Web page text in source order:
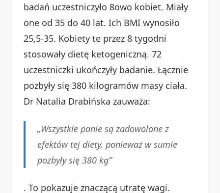
badań uczestniczyło 8owo kobiet. Miały
one od 35 do 40 lat. Ich BMI wynosiło
25,5-35. Kobiety te przez 8 tygodni
stosowały dietę ketogeniczną. 72
uczestniczki ukończyły badanie. Łącznie
pozbyły się 380 kilogramów masy ciała.
Dr Natalia Drabińska zauważa:
„Wszystkie panie są zadowolone z
efektów tej diety, ponieważ w sumie
pozbyły się 380 kg”
. To pokazuje znaczącą utratę wagi.